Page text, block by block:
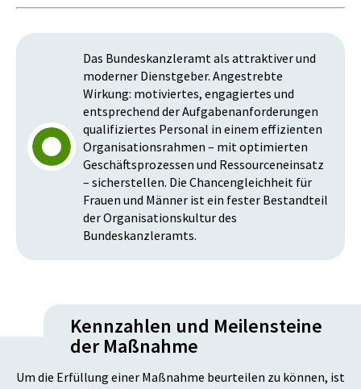
Das Bundeskanzleramt als attraktiver und
moderner Dienstgeber. Angestrebte
Wirkung: motiviertes, engagiertes und
entsprechend der Aufgabenanforderungen
qualifiziertes Personal in einem effizienten
Organisationsrahmen – mit optimierten
Geschäftsprozessen und Ressourceneinsatz
– sicherstellen. Die Chancengleichheit für
Frauen und Männer ist ein fester Bestandteil
der Organisationskultur des
Bundeskanzleramts.
Kennzahlen und Meilensteine
der Maßnahme
Um die Erfüllung einer Maßnahme beurteilen zu können, ist